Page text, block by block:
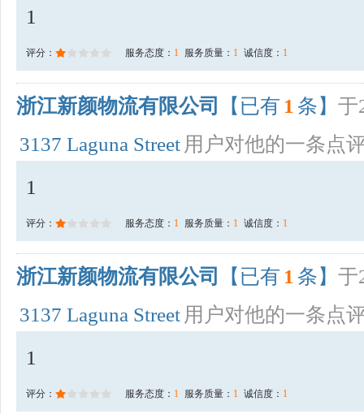
1
评分： 服务态度： 1 服务质量： 1 诚信度： 1
浙江新颜物流有限公司 【已有 1 条】 于
3137 Laguna Street 用户对他的一条点
1
评分： 服务态度： 1 服务质量： 1 诚信度： 1
浙江新颜物流有限公司 【已有 1 条】 于
3137 Laguna Street 用户对他的一条点
1
评分： 服务态度： 1 服务质量： 1 诚信度： 1